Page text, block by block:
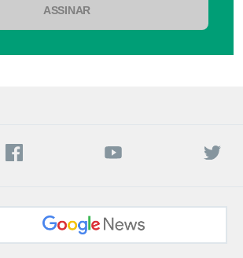
ASSINAR